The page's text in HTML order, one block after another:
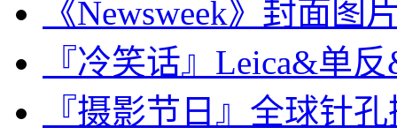
《Newsweek》封面图
『冷笑话』Leica&单
『摄影节日』全球针